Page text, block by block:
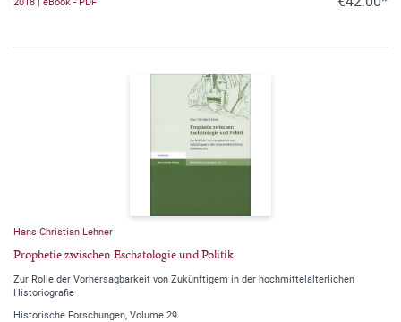
Hans Christian Lehner
Prophetie zwischen Eschatologie und Politik
Zur Rolle der Vorhersagbarkeit von Zukünftigem in der hochmittelalterlichen
Historiografie
Historische Forschungen, Volume 29